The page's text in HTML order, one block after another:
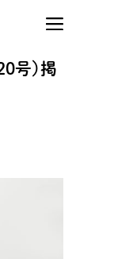
号）掲